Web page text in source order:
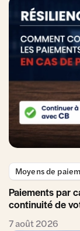
Moyens de
Paiements par
continuité de
7 août 2026